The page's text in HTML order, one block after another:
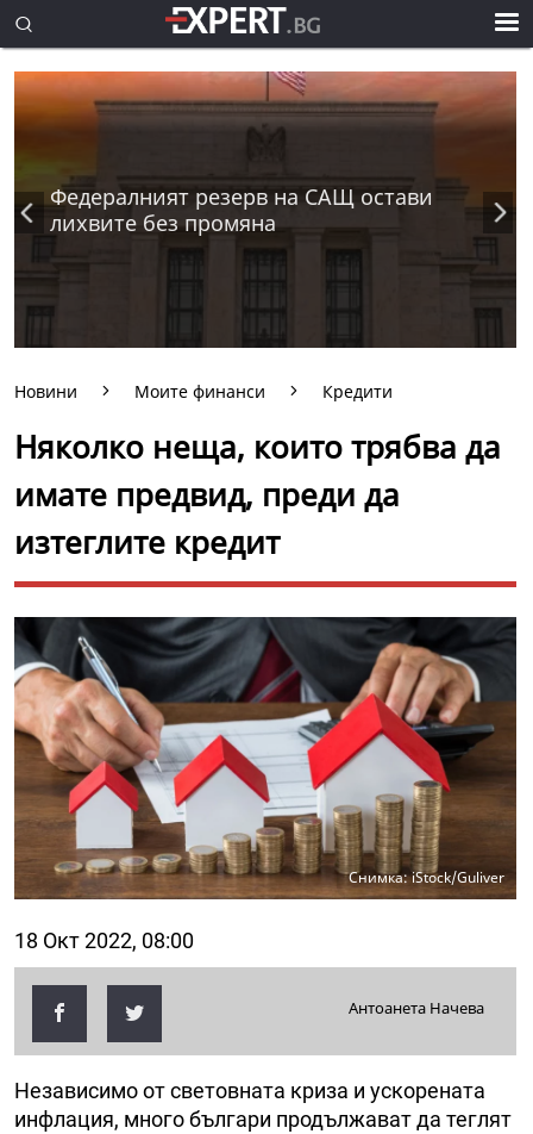
Федералният резерв на САЩ остави
лихвите без промяна
Новини Моите финанси Кредити
Няколко неща, които трябва да
имате предвид, преди да
изтеглите кредит
Снимка: iStock/Guliver
18 Окт 2022, 08:00
Антоанета Начева
Независимо от световната криза и ускорената
инфлация, много българи продължават да теглят